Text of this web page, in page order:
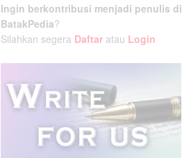
Ingin berkontribusi menjadi penulis di
BatakPedia?
Silahkan segera Daftar atau Login